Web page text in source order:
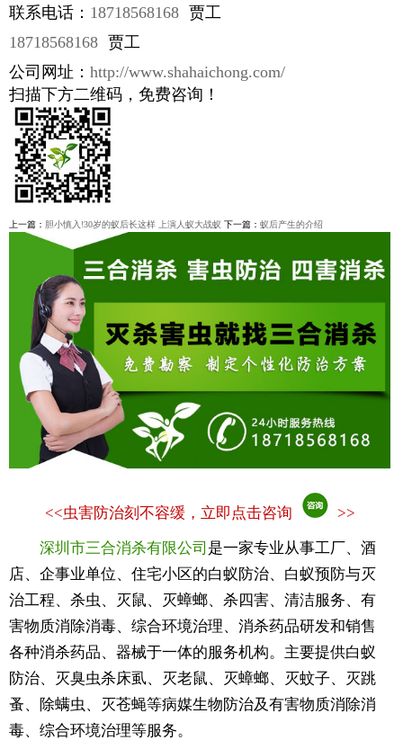
联系电话： 18718568168 贾工
18718568168 贾工
公司网址： http://www.shahaichong.com/
扫描下方二维码，免费咨询！
上一篇： 胆小慎入!30岁的蚁后长这样 上演人蚁大战蚁 下一篇： 蚁后产生的介绍
<<虫害防治刻不容缓，立即点击咨询 >>
深圳市三合消杀有限公司 是一家专业从事工厂、酒
店、企事业单位、住宅小区的白蚁防治、白蚁预防与灭
治工程、杀虫、灭鼠、灭蟑螂、杀四害、清洁服务、有
害物质消除消毒、综合环境治理、消杀药品研发和销售
各种消杀药品、器械于一体的服务机构。主要提供白蚁
防治、灭臭虫杀床虱、灭老鼠、灭蟑螂、灭蚊子、灭跳
蚤、除螨虫、灭苍蝇等病媒生物防治及有害物质消除消
毒、综合环境治理等服务。